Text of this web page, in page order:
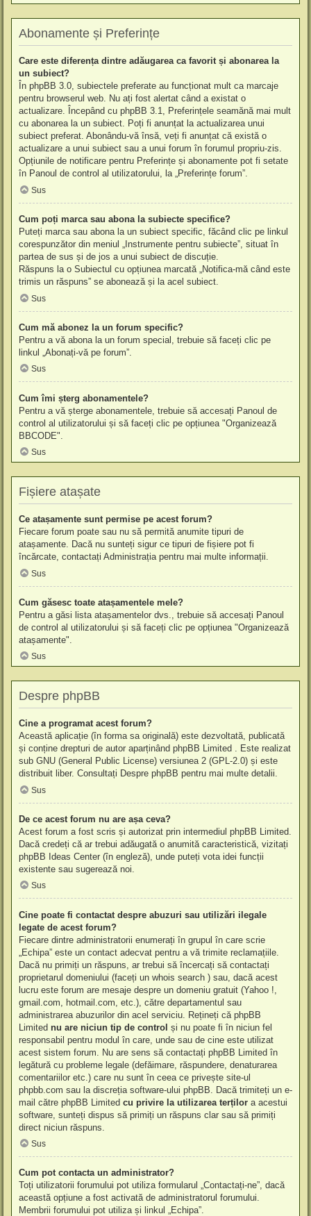
Abonamente și Preferințe
Care este diferența dintre adăugarea ca favorit și abonarea la
un subiect?
În phpBB 3.0, subiectele preferate au funcționat mult ca marcaje
pentru browserul web. Nu ați fost alertat când a existat o
actualizare. Începând cu phpBB 3.1, Preferințele seamănă mai mult
cu abonarea la un subiect. Poți fi anunțat la actualizarea unui
subiect preferat. Abonându-vă însă, veți fi anunțat că există o
actualizare a unui subiect sau a unui forum în forumul propriu-zis.
Opțiunile de notificare pentru Preferințe și abonamente pot fi setate
în Panoul de control al utilizatorului, la „Preferințe forum”.
Sus
Cum poți marca sau abona la subiecte specifice?
Puteți marca sau abona la un subiect specific, făcând clic pe linkul
corespunzător din meniul „Instrumente pentru subiecte”, situat în
partea de sus și de jos a unui subiect de discuție.
Răspuns la o Subiectul cu opțiunea marcată „Notifica-mă când este
trimis un răspuns” se abonează și la acel subiect.
Sus
Cum mă abonez la un forum specific?
Pentru a vă abona la un forum special, trebuie să faceți clic pe
linkul „Abonați-vă pe forum”.
Sus
Cum îmi șterg abonamentele?
Pentru a vă șterge abonamentele, trebuie să accesați Panoul de
control al utilizatorului și să faceți clic pe opțiunea "Organizează
BBCODE".
Sus
Fișiere atașate
Ce atașamente sunt permise pe acest forum?
Fiecare forum poate sau nu să permită anumite tipuri de
atașamente. Dacă nu sunteți sigur ce tipuri de fișiere pot fi
încărcate, contactați Administrația pentru mai multe informații.
Sus
Cum găsesc toate atașamentele mele?
Pentru a găsi lista atașamentelor dvs., trebuie să accesați Panoul
de control al utilizatorului și să faceți clic pe opțiunea "Organizează
atașamente".
Sus
Despre phpBB
Cine a programat acest forum?
Această aplicație (în forma sa originală) este dezvoltată, publicată
și conține drepturi de autor aparținând phpBB Limited . Este realizat
sub GNU (General Public License) versiunea 2 (GPL-2.0) și este
distribuit liber. Consultați Despre phpBB pentru mai multe detalii.
Sus
De ce acest forum nu are așa ceva?
Acest forum a fost scris și autorizat prin intermediul phpBB Limited.
Dacă credeți că ar trebui adăugată o anumită caracteristică, vizitați
phpBB Ideas Center (în engleză), unde puteți vota idei funcții
existente sau sugerează noi.
Sus
Cine poate fi contactat despre abuzuri sau utilizări ilegale
legate de acest forum?
Fiecare dintre administratorii enumerați în grupul în care scrie
„Echipa” este un contact adecvat pentru a vă trimite reclamațiile.
Dacă nu primiți un răspuns, ar trebui să încercați să contactați
proprietarul domeniului (faceți un whois search ) sau, dacă acest
lucru este forum are mesaje despre un domeniu gratuit (Yahoo !,
gmail.com, hotmail.com, etc.), către departamentul sau
administrarea abuzurilor din acel serviciu. Rețineți că phpBB
Limited nu are niciun tip de control și nu poate fi în niciun fel
responsabil pentru modul în care, unde sau de cine este utilizat
acest sistem forum. Nu are sens să contactați phpBB Limited în
legătură cu probleme legale (defăimare, răspundere, denaturarea
comentariilor etc.) care nu sunt în ceea ce privește site-ul
phpbb.com sau la discreția software-ului phpBB. Dacă trimiteți un e-
mail către phpBB Limited cu privire la utilizarea terților a acestui
software, sunteți dispus să primiți un răspuns clar sau să primiți
direct niciun răspuns.
Sus
Cum pot contacta un administrator?
Toți utilizatorii forumului pot utiliza formularul „Contactați-ne”, dacă
această opțiune a fost activată de administratorul forumului.
Membrii forumului pot utiliza și linkul „Echipa”.